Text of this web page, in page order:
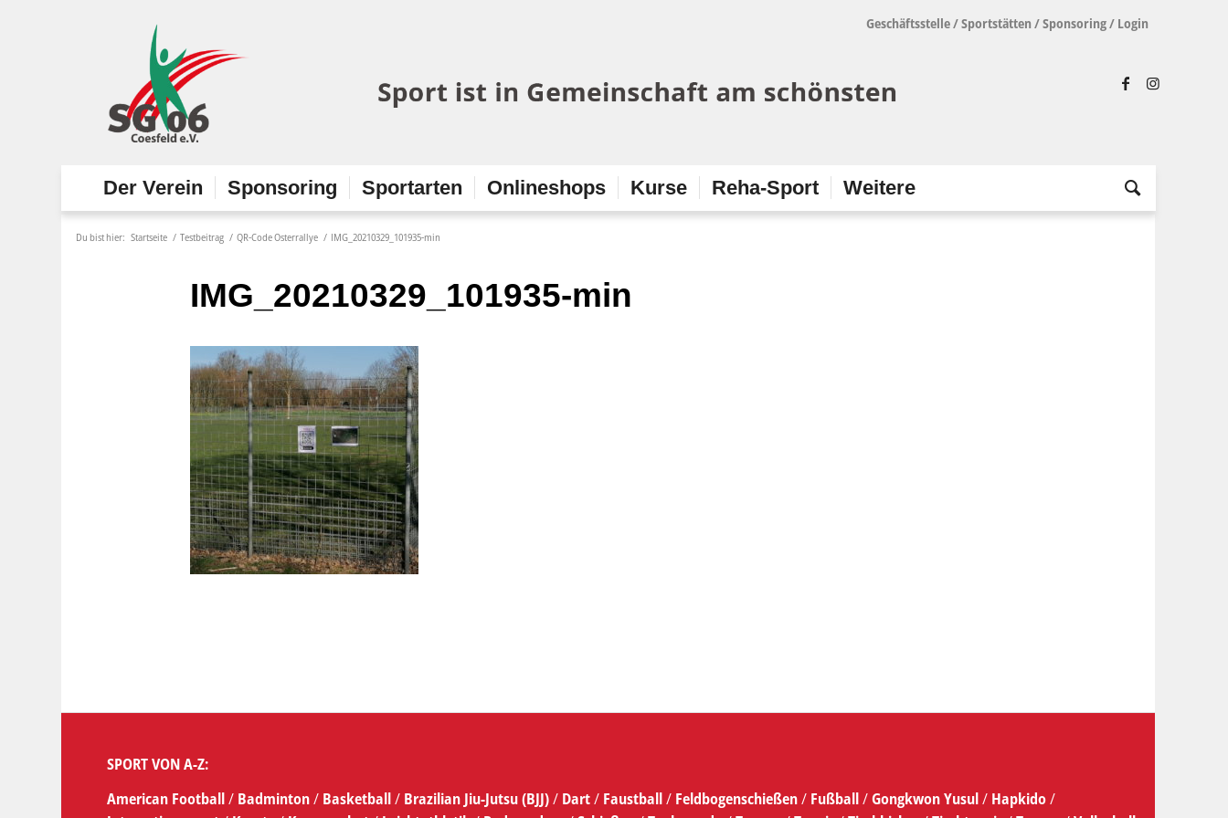
Geschäftsstelle/Sportstätten /Sponsoring/ Login
Der Verein Sponsoring Sportarten Onlineshops Kurse Reha-Sport Weitere
Du bist hier: Startseite / Testbeitrag / QR-Code Osterrallye / IMG_20210329_101935-min
IMG_20210329_101935-min
SPORT VON A-Z:
American Football/ Badminton/ Basketball/ Brazilian Jiu-Jutsu (BJJ)/ Dart/ Faustball/ Feldbogenschießen/ Fußball/Gongkwon Yusul/ Hapkido/